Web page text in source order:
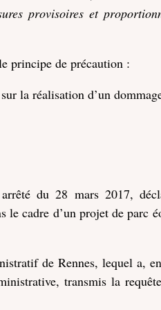
provisoires et
principe de précaution :
la réalisation d’un
du 28 mars 2017,
le cadre d’un projet de parc
de Rennes, lequel a,
transmis la